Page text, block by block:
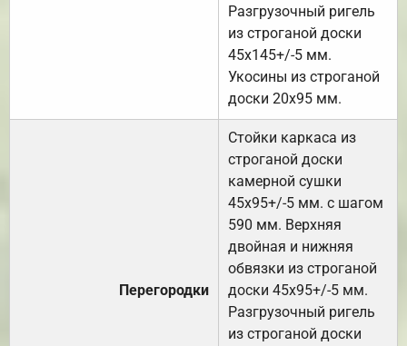
Разгрузочный ригель
из строганой доски
45х145+/-5 мм.
Укосины из строганой
доски 20х95 мм.
Перегородки
Стойки каркаса из
строганой доски
камерной сушки
45х95+/-5 мм. с шагом
590 мм. Верхняя
двойная и нижняя
обвязки из строганой
доски 45х95+/-5 мм.
Разгрузочный ригель
из строганой доски